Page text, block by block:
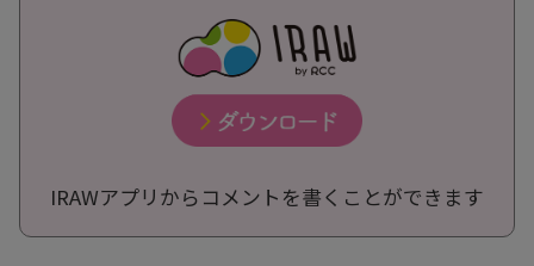
IRAWアプリからコメントを書くことができます